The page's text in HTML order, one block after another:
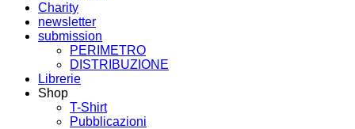
Charity
newsletter
submission
PERIMETRO
DISTRIBUZIONE
Librerie
Shop
T-Shirt
Pubblicazioni